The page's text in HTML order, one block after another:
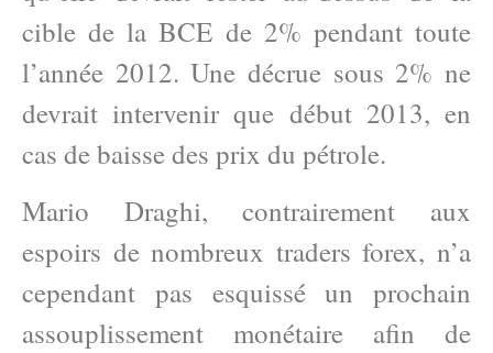
cible de la BCE de 2% pendant toute
l’année 2012. Une décrue sous 2% ne
devrait intervenir que début 2013, en
cas de baisse des prix du pétrole.
Mario Draghi, contrairement aux
espoirs de nombreux traders forex, n’a
cependant pas esquissé un prochain
assouplissement monétaire afin de